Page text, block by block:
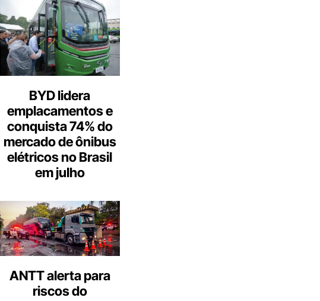
BYD lidera
emplacamentos e
conquista 74% do
mercado de ônibus
elétricos no Brasil
em julho
ANTT alerta para
riscos do